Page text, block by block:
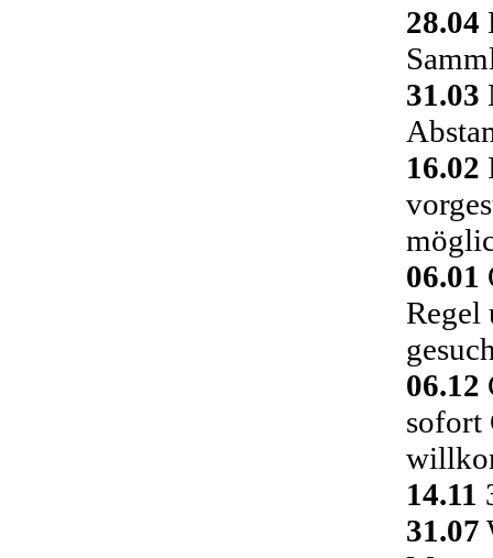
28.04
31.03
16.02
06.01
Regel
06.12
sofort
14.11
31.07